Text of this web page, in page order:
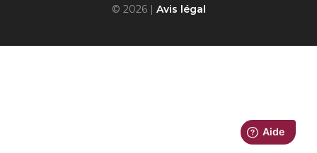
© 2026 | Avis légal